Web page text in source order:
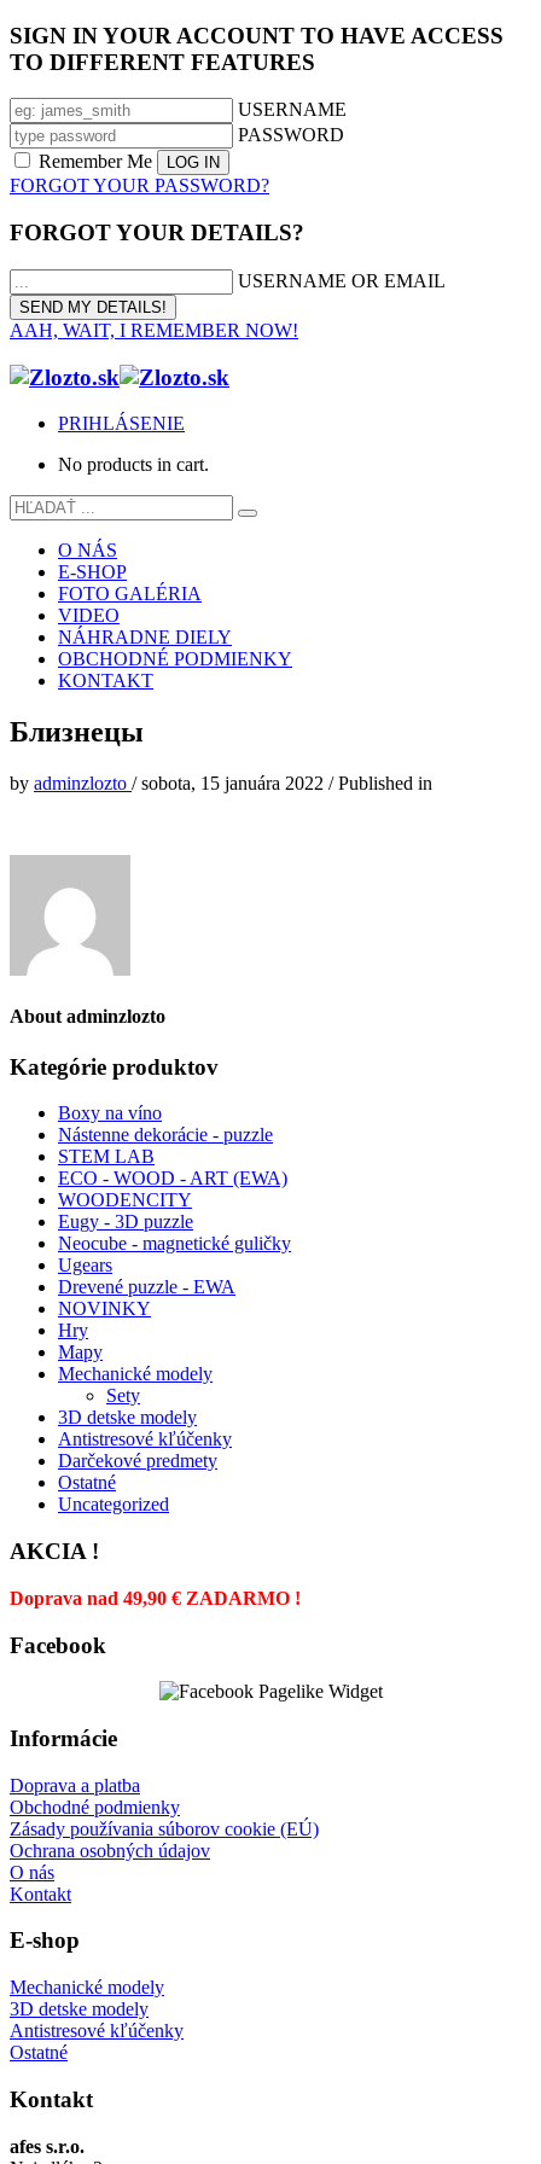
SIGN IN YOUR ACCOUNT TO HAVE ACCESS
TO DIFFERENT FEATURES
USERNAME
PASSWORD
Remember Me
FORGOT YOUR PASSWORD?
FORGOT YOUR DETAILS?
USERNAME OR EMAIL
AAH, WAIT, I REMEMBER NOW!
PRIHLÁSENIE
No products in cart.
O NÁS
E-SHOP
FOTO GALÉRIA
VIDEO
NÁHRADNE DIELY
OBCHODNÉ PODMIENKY
KONTAKT
Близнецы
by adminzlozto /sobota, 15 januára 2022 /Published in
About adminzlozto
Kategórie produktov
Boxy na víno
Nástenne dekorácie - puzzle
STEM LAB
ECO - WOOD - ART (EWA)
WOODENCITY
Eugy - 3D puzzle
Neocube - magnetické guličky
Ugears
Drevené puzzle - EWA
NOVINKY
Hry
Mapy
Mechanické modely
Sety
3D detske modely
Antistresové kľúčenky
Darčekové predmety
Ostatné
Uncategorized
AKCIA !
Doprava nad 49,90 € ZADARMO !
Facebook
Informácie
Doprava a platba
Obchodné podmienky
Zásady používania súborov cookie (EÚ)
Ochrana osobných údajov
O nás
Kontakt
E-shop
Mechanické modely
3D detske modely
Antistresové kľúčenky
Ostatné
Kontakt
afes s.r.o.